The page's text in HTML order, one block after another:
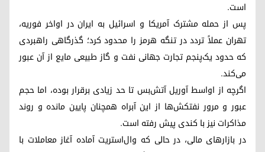
است.
پس از حمله مشترک آمریکا و اسرائیل به ایران در اواخر فوریه،
تهران عملاً تردد در تنگه هرمز را محدود کرد؛ گذرگاهی راهبردی
که حدود یک‌پنجم تجارت جهانی نفت و گاز طبیعی مایع از آن عبور
می‌کند.
اگرچه از اواسط آوریل آتش‌بس تا حد زیادی برقرار بوده، اما حجم
عبور و مرور نفتکش‌ها از این آبراه همچنان پایین مانده و روند
مذاکرات نیز با کندی پیش رفته است.
در بازارهای مالی، در حالی که وال‌استریت آماده آغاز معاملات با